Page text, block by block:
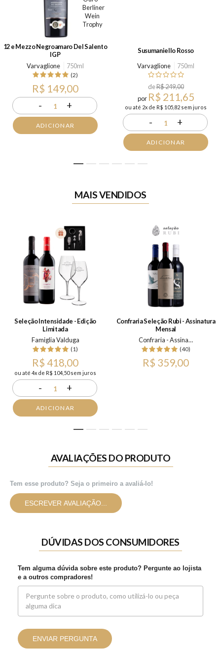
12 e Mezzo Negroamaro Del Salento
IGP
Varvaglione
750ml
(2)
R$ 149,00
- 1 +
ADICIONAR
Susumaniello Rosso
Varvaglione
750ml
deR$ 249,00
por R$ 211,65
ou até 2x de R$ 105,82 sem juros
- 1 +
ADICIONAR
1 2 3 4 5 6
MAIS VENDIDOS
Seleção Intensidade - Edição
Limitada
Famiglia Valduga
(1)
R$ 418,00
ou até 4x de R$ 104,50 sem juros
- 1 +
ADICIONAR
Confraria Seleção Rubi - Assinatura
Mensal
Confraria - Assinatura Mensal
(40)
R$ 359,00
AVALIAÇÕES DO PRODUTO
Tem esse produto? Seja o primeiro a avaliá-lo!
ESCREVER AVALIAÇÃO...
DÚVIDAS DOS CONSUMIDORES
Tem alguma dúvida sobre este produto? Pergunte ao lojista
e a outros compradores!
ENVIAR PERGUNTA